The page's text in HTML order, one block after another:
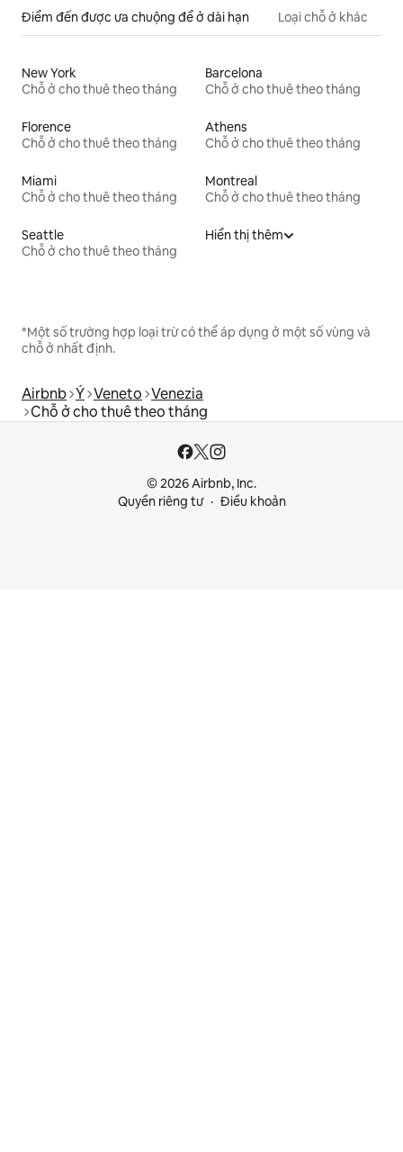
Điểm đến được ưa chuộng để ở dài hạn Loại chỗ ở khác
New York
Chỗ ở cho thuê theo tháng
Barcelona
Chỗ ở cho thuê theo tháng
Florence
Chỗ ở cho thuê theo tháng
Athens
Chỗ ở cho thuê theo tháng
Miami
Chỗ ở cho thuê theo tháng
Montreal
Chỗ ở cho thuê theo tháng
Seattle
Chỗ ở cho thuê theo tháng
Hiển thị thêm
*Một số trường hợp loại trừ có thể áp dụng ở một số vùng và
chỗ ở nhất định.
Airbnb Ý Veneto Venezia
Chỗ ở cho thuê theo tháng
© 2026 Airbnb, Inc.
Quyền riêng tư
Điều khoản